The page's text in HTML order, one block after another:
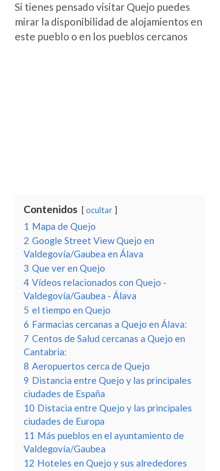
Si tienes pensado visitar Quejo puedes
mirar la disponibilidad de alojamientos en
este pueblo o en los pueblos cercanos
Contenidos ocultar
1 Mapa de Quejo
2 Google Street View Quejo en
Valdegovía/Gaubea en Álava
3 Que ver en Quejo
4 Vídeos relacionados con Quejo -
Valdegovía/Gaubea - Álava
5 el tiempo en Quejo
6 Farmacias cercanas a Quejo en Álava:
7 Centos de Salud cercanas a Quejo en
Cantabria:
8 Aeropuertos cerca de Quejo
9 Distancia entre Quejo y las principales
ciudades de España
10 Distacia entre Quejo y las principales
ciudades de Europa
11 Más pueblos en el ayuntamiento de
Valdegovía/Gaubea
12 Hoteles en Quejo y sus alrededores